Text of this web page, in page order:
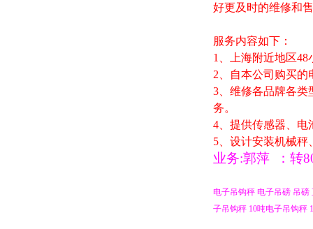
好更及时的维修和
服务内容如下：
1
、上海附近地区48
2 、自本公司购买
3 、维修各品牌各
务。
4 、提供传感器、
5 、设计安装机械
业务:郭萍 ： 转
电子吊钩秤 电子吊磅 吊磅
子吊钩秤 10吨电子吊钩秤